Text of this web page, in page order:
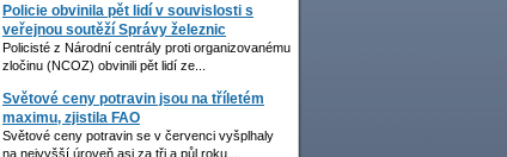
Policie obvinila pět lidí v souvislosti s
veřejnou soutěží Správy železnic
Policisté z Národní centrály proti organizovanému
zločinu (NCOZ) obvinili pět lidí ze...
Světové ceny potravin jsou na tříletém
maximu, zjistila FAO
Světové ceny potravin se v červenci vyšplhaly
na nejvyšší úroveň asi za tři a půl roku....